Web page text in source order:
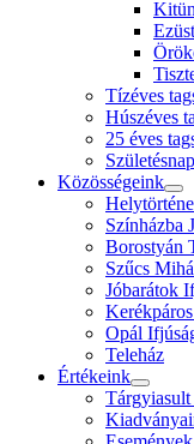
Tízéves
Húszéves
25 éves
Közösségeink
Színházba
Borostyán
Szűcs
Jóbarátok
Opál
Teleház
Értékeink